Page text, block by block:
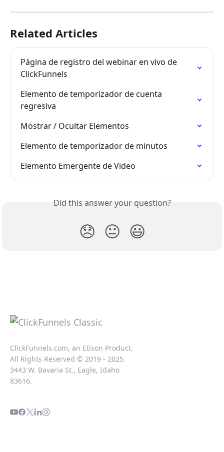
Related Articles
Página de registro del webinar en vivo de
ClickFunnels
Elemento de temporizador de cuenta
regresiva
Mostrar / Ocultar Elementos
Elemento de temporizador de minutos
Elemento Emergente de Video
Did this answer your question?
😞 😐 😃
ClickFunnels.com, an Etison Product.
All Rights Reserved © 2019 - 2025.
3443 W. Bavaria St., Eagle, Idaho
83616.